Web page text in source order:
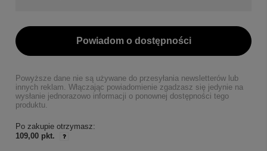
Powiadom o dostępności
Powyższe dane nie są używane do przesyłania newsletterów lub
innych reklam. Włączając powiadomienie zgadzasz się jedynie na
wysłanie jednorazowo informacji o ponownej dostępności tego
produktu.
Po zakupie otrzymasz:
109,00 pkt.